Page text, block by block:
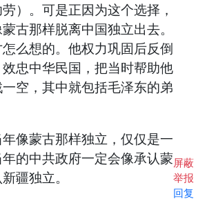
劳）。可是正因为这个选择，
古那样脱离中国独立出去。
么想的。他权力巩固后反倒
忠中华民国，把当时帮助他
空，其中就包括毛泽东的弟
像蒙古那样独立，仅仅是一
的中共政府一定会像承认蒙
疆独立。
屏蔽
举报
回复